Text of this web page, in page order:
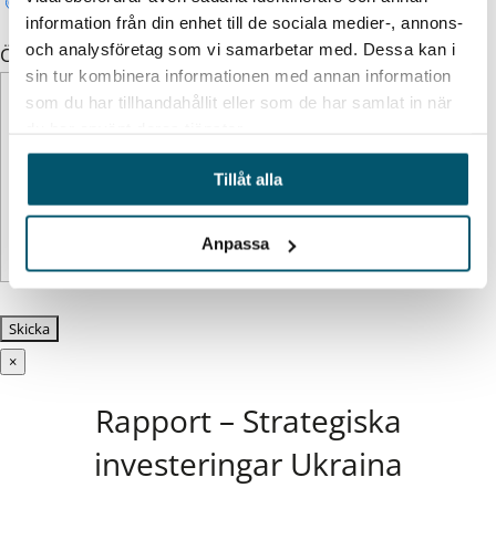
information från din enhet till de sociala medier-, annons-
och analysföretag som vi samarbetar med. Dessa kan i
sin tur kombinera informationen med annan information
som du har tillhandahållit eller som de har samlat in när
Tillåt alla
Anpassa
Övrig information (valfritt)
×
Rapport – Strategiska
investeringar Ukraina